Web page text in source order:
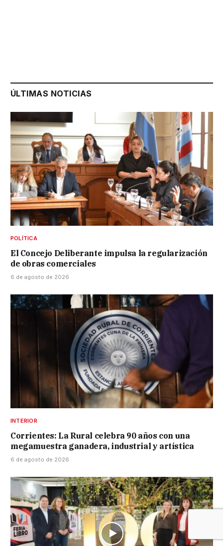
ÚLTIMAS NOTICIAS
POLÍTICA
El Concejo Deliberante impulsa la regularización
de obras comerciales
6 de agosto de 2026
INTERIOR
Corrientes: La Rural celebra 90 años con una
megamuestra ganadera, industrial y artística
6 de agosto de 2026